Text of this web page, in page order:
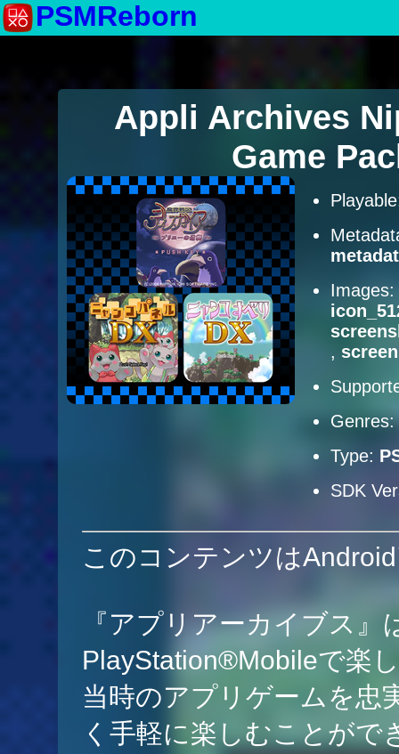
PSMReborn
Appli Archives
Game
Images:
,
Genres:
Type:
SDK
このコンテンツは
『アプリアーカイブス
PlayStation®Mobileで楽
当時のアプリゲームを忠
く手軽に楽しむことがで